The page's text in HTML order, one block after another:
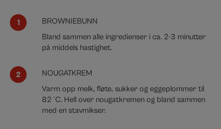
BROWNIEBUNN
Bland sammen alle ingredienser i ca. 2-3 minutter
på middels hastighet.
NOUGATKREM
Varm opp melk, fløte, sukker og eggeplommer til
82 °C. Hell over nougatkremen og bland sammen
med en stavmikser.